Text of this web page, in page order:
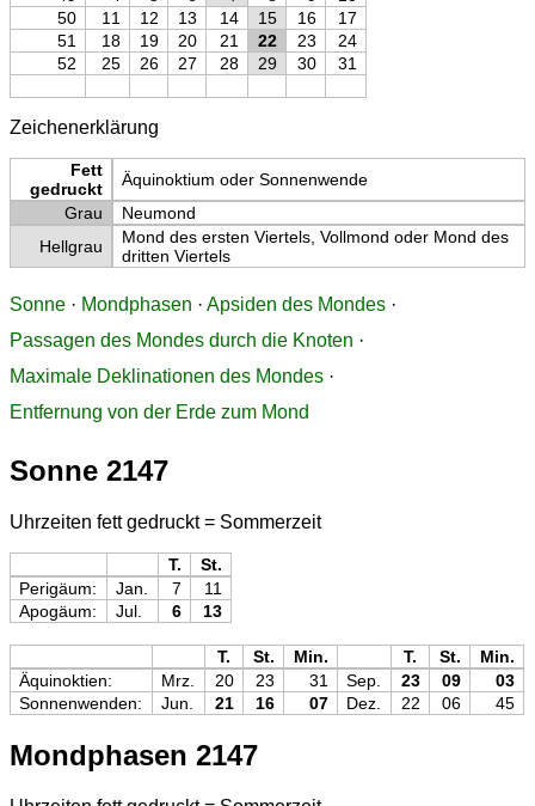
50
11 12 13 14 15 16
17
51
18 19 20 21 22 23
24
52
25 26 27 28 29 30 31
Zeichenerklärung
Fett
gedruckt
Äquinoktium oder Sonnenwende
Grau
Neumond
Hellgrau
Mond des ersten Viertels, Vollmond oder Mond des
dritten Viertels
Sonne · Mondphasen · Apsiden des Mondes ·
Passagen des Mondes durch die Knoten ·
Maximale Deklinationen des Mondes ·
Entfernung von der Erde zum Mond
Sonne 2147
Uhrzeiten fett gedruckt = Sommerzeit
T.
St.
Perigäum:
Jan. 7
11
Apogäum:
Jul. 6 13
T. St. Min. T. St.
Min.
Äquinoktien:
Mrz. 20 23 31 Sep. 23 09
03
Sonnenwenden:
Jun. 21 16 07 Dez. 22 06 45
Mondphasen 2147